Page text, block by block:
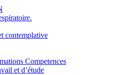
contemplative
Competences
et d’étude